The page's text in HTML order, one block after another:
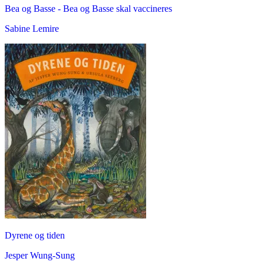
Bea og Basse - Bea og Basse skal vaccineres
Sabine Lemire
Dyrene og tiden
Jesper Wung-Sung